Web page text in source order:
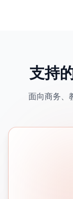
支持
面向商务、